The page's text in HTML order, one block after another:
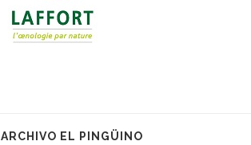
ARCHIVO EL PINGÜINO